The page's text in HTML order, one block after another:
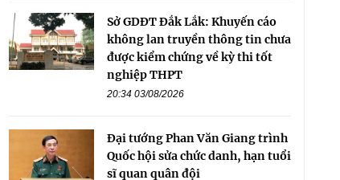
Sở GDĐT Đắk Lắk: Khuyến cáo
không lan truyền thông tin chưa
được kiểm chứng về kỳ thi tốt
nghiệp THPT
20:34 03/08/2026
Đại tướng Phan Văn Giang trình
Quốc hội sửa chức danh, hạn tuổi
sĩ quan quân đội